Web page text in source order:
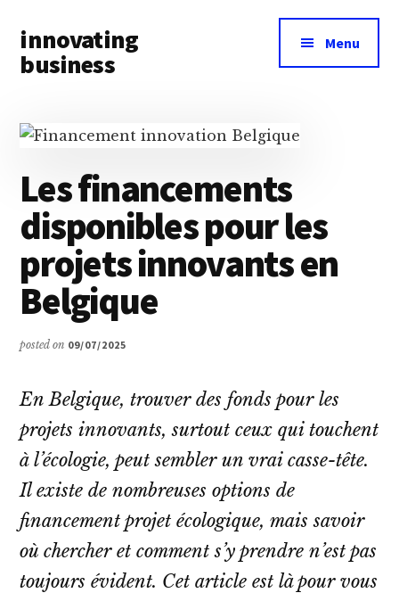
main
content
primary
sidebar
menu
innovating
business
business
innovation
portée
de
main
Menu
Les financements
disponibles pour les
projets innovants en
Belgique
posted on 09/07/2025
En Belgique, trouver des fonds pour les
projets innovants, surtout ceux qui touchent
à l’écologie, peut sembler un vrai casse-tête.
Il existe de nombreuses options de
financement projet écologique, mais savoir
où chercher et comment s’y prendre n’est pas
toujours évident. Cet article est là pour vous